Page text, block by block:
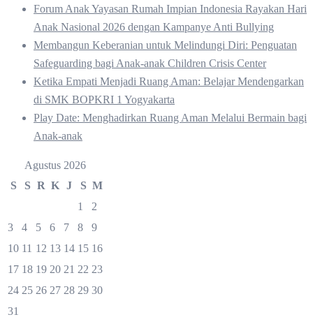
Forum Anak Yayasan Rumah Impian Indonesia Rayakan Hari
Anak Nasional 2026 dengan Kampanye Anti Bullying
Membangun Keberanian untuk Melindungi Diri: Penguatan
Safeguarding bagi Anak-anak Children Crisis Center
Ketika Empati Menjadi Ruang Aman: Belajar Mendengarkan
di SMK BOPKRI 1 Yogyakarta
Play Date: Menghadirkan Ruang Aman Melalui Bermain bagi
Anak-anak
Agustus 2026
S
S R K J S M
1
2
3
4 5 6 7 8
9
10 11 12 13 14 15 16
17 18 19 20 21 22 23
24 25 26 27 28 29 30
31